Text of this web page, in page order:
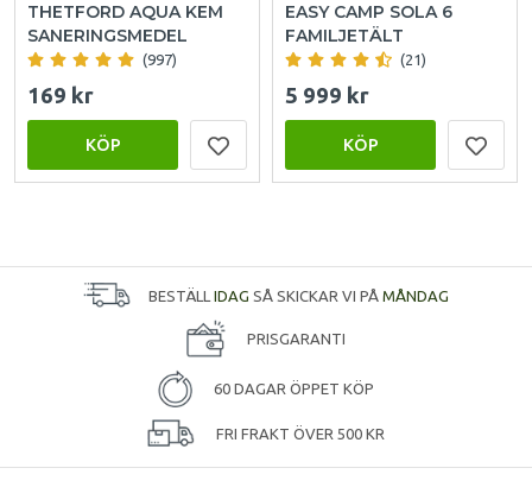
THETFORD AQUA KEM
SANERINGSMEDEL
(997)
169 kr
KÖP
EASY CAMP SOLA 6
FAMILJETÄLT
(21)
5 999 kr
KÖP
BESTÄLL IDAG SÅ SKICKAR VI PÅ MÅNDAG
PRISGARANTI
60 DAGAR ÖPPET KÖP
FRI FRAKT ÖVER 500 KR